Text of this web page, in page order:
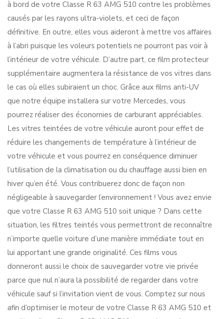
à bord de votre Classe R 63 AMG 510 contre les problèmes
causés par les rayons ultra-violets, et ceci de façon
définitive. En outre, elles vous aideront à mettre vos affaires
à l’abri puisque les voleurs potentiels ne pourront pas voir à
l’intérieur de votre véhicule. D’autre part, ce film protecteur
supplémentaire augmentera la résistance de vos vitres dans
le cas où elles subiraient un choc. Grâce aux films anti-UV
que notre équipe installera sur votre Mercedes, vous
pourrez réaliser des économies de carburant appréciables.
Les vitres teintées de votre véhicule auront pour effet de
réduire les changements de température à l’intérieur de
votre véhicule et vous pourrez en conséquence diminuer
l’utilisation de la climatisation ou du chauffage aussi bien en
hiver qu’en été. Vous contribuerez donc de façon non
négligeable à sauvegarder l’environnement ! Vous avez envie
que votre Classe R 63 AMG 510 soit unique ? Dans cette
situation, les filtres teintés vous permettront de reconnaître
n’importe quelle voiture d’une manière immédiate tout en
lui apportant une grande originalité. Ces films vous
donneront aussi le choix de sauvegarder votre vie privée
parce que nul n’aura la possibilité de regarder dans votre
véhicule sauf si l’invitation vient de vous. Comptez sur nous
afin d’optimiser le moteur de votre Classe R 63 AMG 510 et